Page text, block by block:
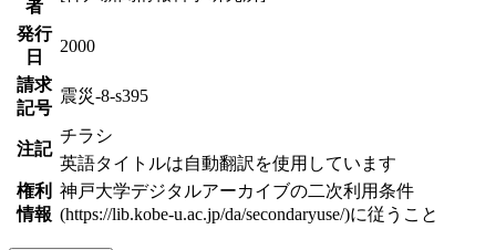
者
発行
日
2000
請求
記号
震災-8-s395
注記
チラシ
英語タイトルは自動翻訳を使用しています
権利
情報
神戸大学デジタルアーカイブの二次利用条件
(https://lib.kobe-u.ac.jp/da/secondaryuse/)に従うこと